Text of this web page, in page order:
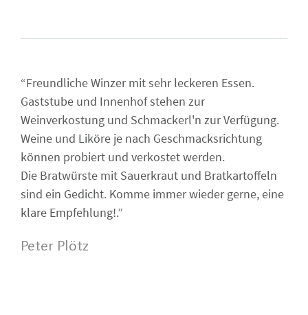
“Freundliche Winzer mit sehr leckeren Essen.
Gaststube und Innenhof stehen zur
Weinverkostung und Schmackerl'n zur Verfügung.
Weine und Liköre je nach Geschmacksrichtung
können probiert und verkostet werden.
Die Bratwürste mit Sauerkraut und Bratkartoffeln
sind ein Gedicht. Komme immer wieder gerne, eine
klare Empfehlung!.”
Peter Plötz